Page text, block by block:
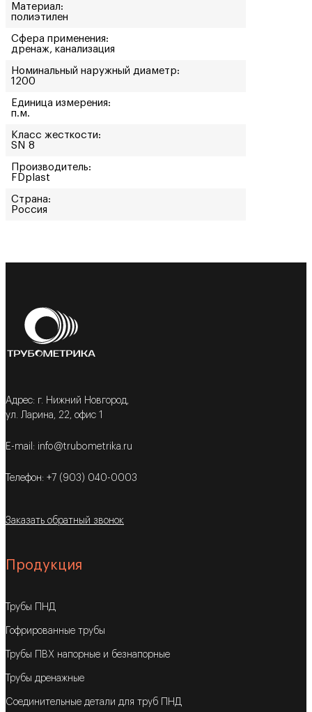
Материал:
полиэтилен
Сфера применения:
дренаж, канализация
Номинальный наружный диаметр:
1200
Единица измерения:
п.м.
Класс жесткости:
SN 8
Производитель:
FDplast
Страна:
Россия
Адрес: г. Нижний Новгород,
ул. Ларина, 22, офис 1
E-mail: info@trubometrika.ru
Телефон: +7 (903) 040-0003
Заказать обратный звонок
Продукция
Трубы ПНД
Гофрированные трубы
Трубы ПВХ напорные и безнапорные
Трубы дренажные
Соединительные детали для труб ПНД